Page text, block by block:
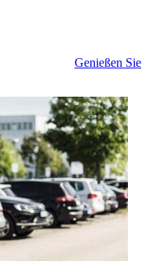
Genießen Sie